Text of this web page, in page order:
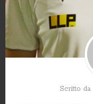
Scritto da